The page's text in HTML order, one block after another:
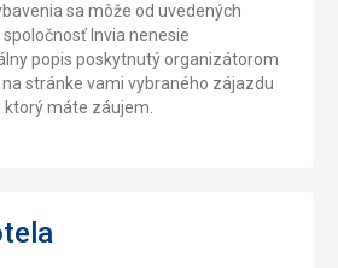
sa môže od uvedených
Invia nenesie
popis poskytnutý organizátorom
stránke vami vybraného zájazdu
ktorý máte záujem.